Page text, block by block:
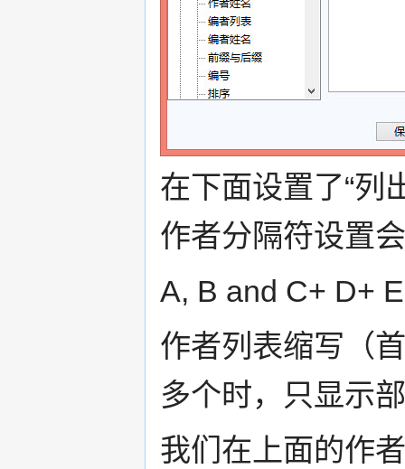
在下面设置了“列
作者分隔符设置
A, B and C+ D+
作者列表缩写（
多个时，只显示
我们在上面的作